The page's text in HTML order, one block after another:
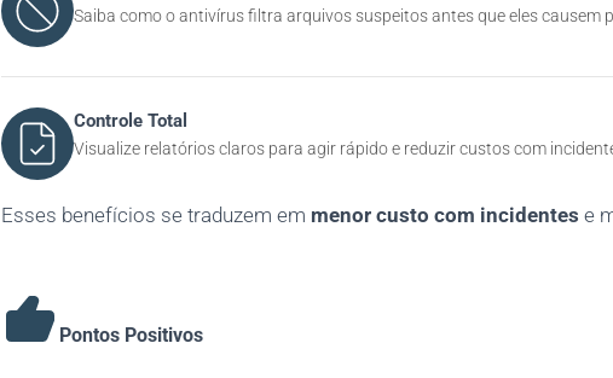
Saiba como o antivírus filtra arquivos suspeitos antes que eles causem
Controle Total
Visualize relatórios claros para agir rápido e reduzir custos com
Esses benefícios se traduzem em menor custo com incidentes e
Pontos Positivos